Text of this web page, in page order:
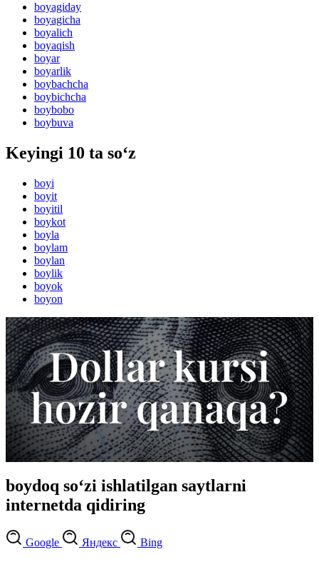
boyagiday
boyagicha
boyalich
boyaqish
boyar
boyarlik
boybachcha
boybichcha
boybobo
boybuva
Keyingi 10 ta so‘z
boyi
boyit
boyitil
boykot
boyla
boylam
boylan
boylik
boyok
boyon
boydoq so‘zi ishlatilgan saytlarni
internetda qidiring
Google Яндекс Bing